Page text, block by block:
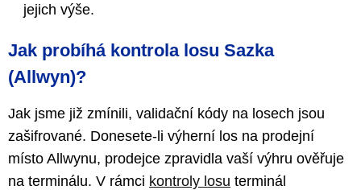
jejich výše.
Jak probíhá kontrola losu Sazka
(Allwyn)?
Jak jsme již zmínili, validační kódy na losech jsou
zašifrované. Donesete-li výherní los na prodejní
místo Allwynu, prodejce zpravidla vaší výhru ověřuje
na terminálu. V rámci kontroly losu terminál